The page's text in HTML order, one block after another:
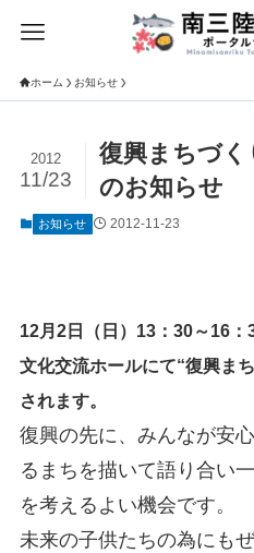
ホーム お知らせ
復興まちづ
のお知らせ
2012
11/23
お知らせ 2012-11-23
12月2日（日）13：30～16
文化交流ホールにて“復興ま
されます。
復興の先に、みんなが安
るまちを描いて語り合い
を考えるよい機会です。
未来の子供たちの為にも